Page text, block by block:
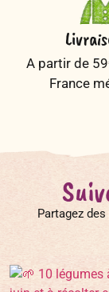
A partir de
France
Partagez